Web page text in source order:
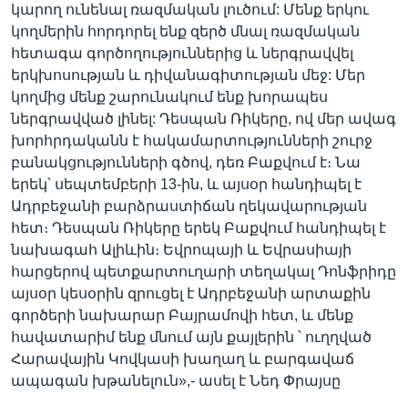
կարող ունենալ ռազմական լուծում: Մենք երկու
կողմերին հորդորել ենք զերծ մնալ ռազմական
հետագա գործողություններից և ներգրավվել
երկխոսության և դիվանագիտության մեջ: Մեր
կողմից մենք շարունակում ենք խորապես
ներգրավված լինել: Դեսպան Ռիկերը, ով մեր ավագ
խորհրդականն է հակամարտությունների շուրջ
բանակցությունների գծով, դեռ Բաքվում է։ Նա
երեկ՝ սեպտեմբերի 13-ին, և այսօր հանդիպել է
Ադրբեջանի բարձրաստիճան ղեկավարության
հետ։ Դեսպան Ռիկերը երեկ Բաքվում հանդիպել է
նախագահ Ալիևին։ Եվրոպայի և Եվրասիայի
հարցերով պետքարտուղարի տեղակալ Դոնֆրիդը
այսօր կեսօրին զրուցել է Ադրբեջանի արտաքին
գործերի նախարար Բայրամովի հետ, և մենք
հավատարիմ ենք մնում այն քայլերին ՝ ուղղված
Հարավային Կովկասի խաղաղ և բարգավաճ
ապագան խթանելուն»,- ասել է Նեդ Փրայսը